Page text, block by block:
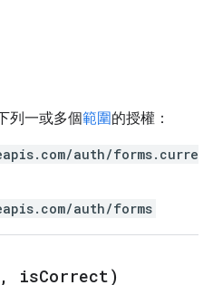
列一或多個範圍的授權：
auth/forms.curre
auth/forms
, isCorrect)